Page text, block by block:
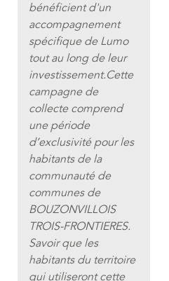
bénéficient d'un
accompagnement
spécifique de Lumo
tout au long de leur
investissement.Cette
campagne de
collecte comprend
une période
d’exclusivité pour les
habitants de la
communauté de
communes de
BOUZONVILLOIS
TROIS-FRONTIERES.
Savoir que les
habitants du territoire
qui utiliseront cette